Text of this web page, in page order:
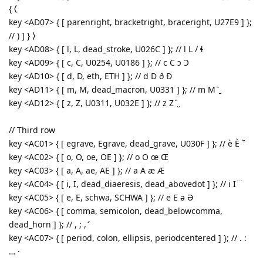
{ ⟨
key <AD07> { [ parenright, bracketright, braceright, U27E9 ] };
// ) ] } ⟩
key <AD08> { [ l, L, dead_stroke, U026C ] }; // l L / ɬ
key <AD09> { [ c, C, U0254, U0186 ] }; // c C ɔ Ɔ
key <AD10> { [ d, D, eth, ETH ] }; // d D ð Ð
key <AD11> { [ m, M, dead_macron, U0331 ] }; // m M ̄ ̱
key <AD12> { [ z, Z, U0311, U032E ] }; // z Z ̑ ̮
// Third row
key <AC01> { [ egrave, Egrave, dead_grave, U030F ] }; // è È ` ̏
key <AC02> { [ o, O, oe, OE ] }; // o O œ Œ
key <AC03> { [ a, A, ae, AE ] }; // a A æ Æ
key <AC04> { [ i, I, dead_diaeresis, dead_abovedot ] }; // i I ̈ ˙
key <AC05> { [ e, E, schwa, SCHWA ] }; // e E ə Ə
key <AC06> { [ comma, semicolon, dead_belowcomma,
dead_horn ] }; // , ; , ̛
key <AC07> { [ period, colon, ellipsis, periodcentered ] }; // . :
… ·